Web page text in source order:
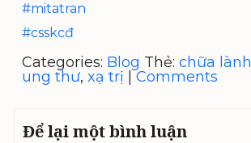
#mitatran
#csskcđ
Categories: Blog Thẻ: chữa lành
ung thư, xạ trị Comments
Để lại một bình luận